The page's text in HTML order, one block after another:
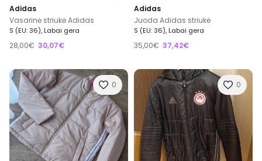
Adidas
Vasarinė striukė Adidas
S (EU: 36), Labai gera
28,00€ 30,07€
Adidas
Juoda Adidas striukė
S (EU: 36), Labai gera
35,00€ 37,42€
0 0